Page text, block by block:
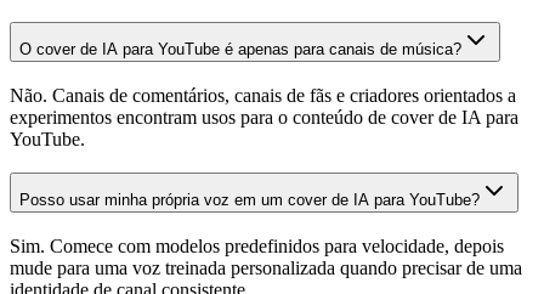
O cover de IA para YouTube é apenas para canais de música?
Não. Canais de comentários, canais de fãs e criadores orientados a
experimentos encontram usos para o conteúdo de cover de IA para
YouTube.
Posso usar minha própria voz em um cover de IA para YouTube?
Sim. Comece com modelos predefinidos para velocidade, depois
mude para uma voz treinada personalizada quando precisar de uma
identidade de canal consistente.